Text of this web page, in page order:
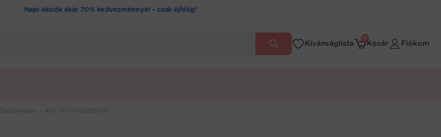
Napi akciók akár 70% kedvezménnyel – csak éjfélig!
Kívánságlista
0
Kosár Fiókom
bögre – 440 ml (WNDR25114)